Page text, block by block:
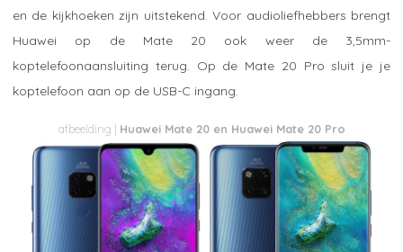
en de kijkhoeken zijn uitstekend. Voor audioliefhebbers brengt
Huawei op de Mate 20 ook weer de 3,5mm-
koptelefoonaansluiting terug. Op de Mate 20 Pro sluit je je
koptelefoon aan op de USB-C ingang.
Huawei Mate 20 en Huawei Mate 20 Pro